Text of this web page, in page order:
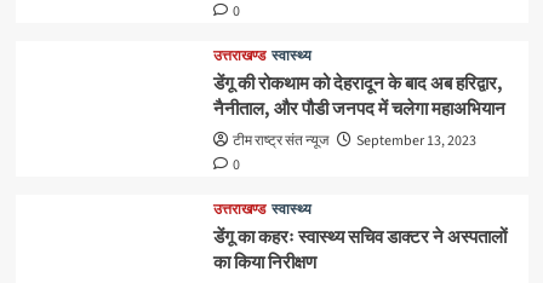
0
उत्तराखण्ड स्वास्थ्य
डेंगू की रोकथाम को देहरादून के बाद अब हरिद्वार,
नैनीताल, और पौडी जनपद में चलेगा महाअभियान
टीम राष्ट्र संत न्यूज
September 13, 2023
0
उत्तराखण्ड स्वास्थ्य
डेंगू का कहरः स्वास्थ्य सचिव डाक्टर ने अस्पतालों
का किया निरीक्षण